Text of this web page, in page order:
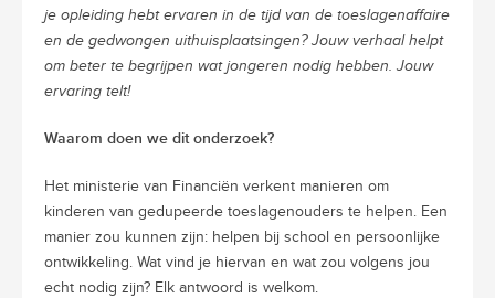
je opleiding hebt ervaren in de tijd van de toeslagenaffaire
en de gedwongen uithuisplaatsingen? Jouw verhaal helpt
om beter te begrijpen wat jongeren nodig hebben. Jouw
ervaring telt!
Waarom doen we dit onderzoek?
Het ministerie van Financiën verkent manieren om
kinderen van gedupeerde toeslagenouders te helpen. Een
manier zou kunnen zijn: helpen bij school en persoonlijke
ontwikkeling. Wat vind je hiervan en wat zou volgens jou
echt nodig zijn? Elk antwoord is welkom.